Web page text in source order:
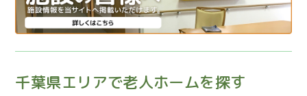
千葉県エリアで老人ホームを探す